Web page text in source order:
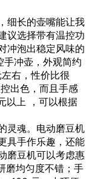
细长的壶嘴能让我
议选择带有温控功
冲泡出稳定风味的
冲壶，外观简约
右，性价比很
出色，而且手感
以上 ，可以根据
灵魂。电动磨豆机
具手作乐趣，还能
磨豆机可以考虑惠
均匀度不错；手